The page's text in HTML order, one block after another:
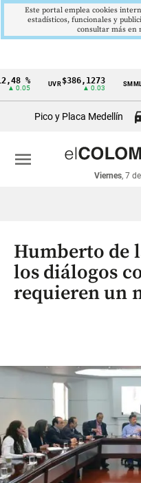
Cintillo
económicos
Colombia
%
0.05
UVR$386,1273
▲ 0.03
SMMLV
Pico y Placa Medellín
Viernes, 7
menu
Humberto de
los diálogos
requieren un
Este portal emplea cookies
estadísticos, funcionales y
consultar más en